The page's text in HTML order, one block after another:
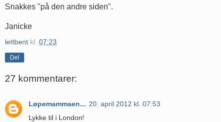
Snakkes "på den andre siden".
Janicke
lettbent kl. 07:23
Del
27 kommentarer:
Løpemammaen... 20. april 2012 kl. 07:53
Lykke til i London!